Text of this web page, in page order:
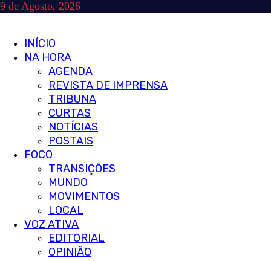
Skip
9 de Agosto, 2026
Primary
Menu
INÍCIO
NA HORA
AGENDA
REVISTA DE IMPRENSA
TRIBUNA
CURTAS
NOTÍCIAS
POSTAIS
FOCO
TRANSIÇÕES
MUNDO
MOVIMENTOS
LOCAL
VOZ ATIVA
EDITORIAL
OPINIÃO